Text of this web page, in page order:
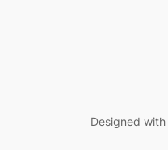
Designed with